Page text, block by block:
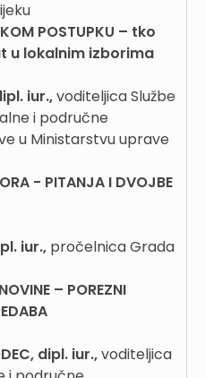
POSTUPKU – tko
u lokalnim izborima
iur.,voditeljica Službe
i područne
u Ministarstvu uprave
- PITANJA I DVOJBE
iur., pročelnica Grada
– POREZNI
dipl. iur.,voditeljica